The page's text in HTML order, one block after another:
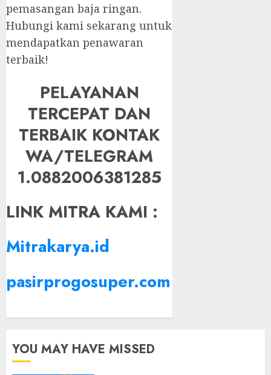
pemasangan baja ringan.
Hubungi kami sekarang untuk
mendapatkan penawaran
terbaik!
PELAYANAN
TERCEPAT DAN
TERBAIK KONTAK
WA/TELEGRAM
1.0882006381285
LINK MITRA KAMI :
Mitrakarya.id
pasirprogosuper.com
YOU MAY HAVE MISSED